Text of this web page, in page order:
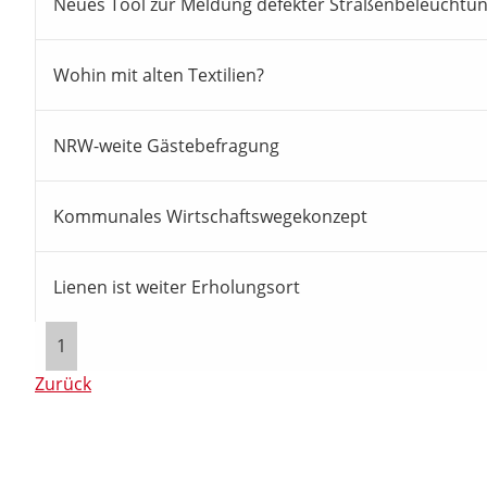
Wohin mit alten Textilien?
NRW-weite Gästebefragung
Kommunales Wirtschaftswegekonzept
Lienen ist weiter Erholungsort
1
Zurück